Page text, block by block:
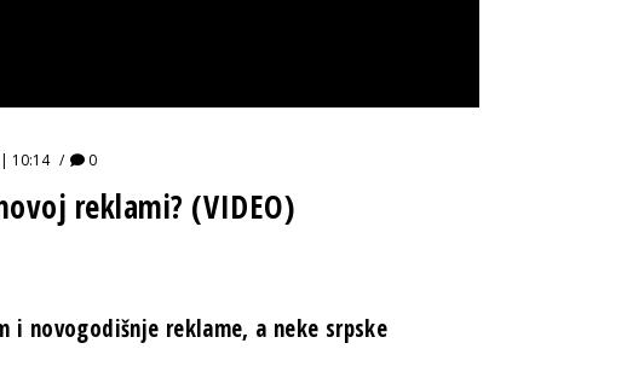
10:14 0
reklami? (VIDEO)
i novogodišnje reklame, a neke srpske